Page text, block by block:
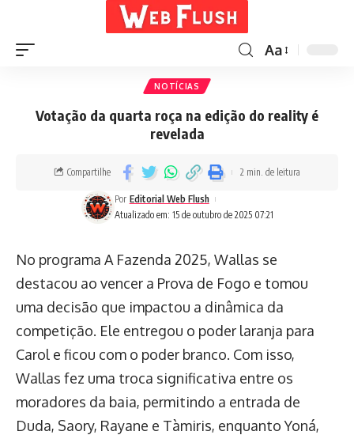
Aa
NOTÍCIAS
Votação da quarta roça na edição do reality é
revelada
Atualizado em: 15 de outubro de 2025 07:21
Por Editorial Web Flush
Compartilhe 2 min. de leitura
No programa A Fazenda 2025, Wallas se
destacou ao vencer a Prova de Fogo e tomou
uma decisão que impactou a dinâmica da
competição. Ele entregou o poder laranja para
Carol e ficou com o poder branco. Com isso,
Wallas fez uma troca significativa entre os
moradores da baia, permitindo a entrada de
Duda, Saory, Rayane e Tàmiris, enquanto Yoná,